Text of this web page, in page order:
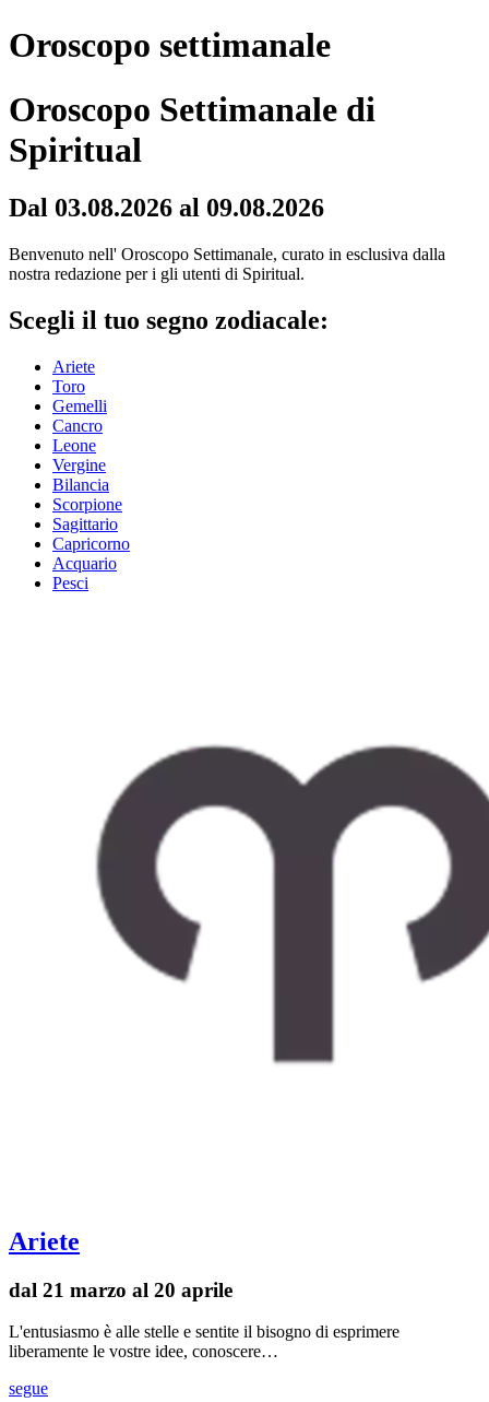
Oroscopo settimanale
Oroscopo Settimanale di
Spiritual
Dal 03.08.2026 al 09.08.2026
Benvenuto nell' Oroscopo Settimanale, curato in esclusiva dalla
nostra redazione per i gli utenti di Spiritual.
Scegli il tuo segno zodiacale:
Ariete
Toro
Gemelli
Cancro
Leone
Vergine
Bilancia
Scorpione
Sagittario
Capricorno
Acquario
Pesci
Ariete
dal 21 marzo al 20 aprile
L'entusiasmo è alle stelle e sentite il bisogno di esprimere
liberamente le vostre idee, conoscere…
segue